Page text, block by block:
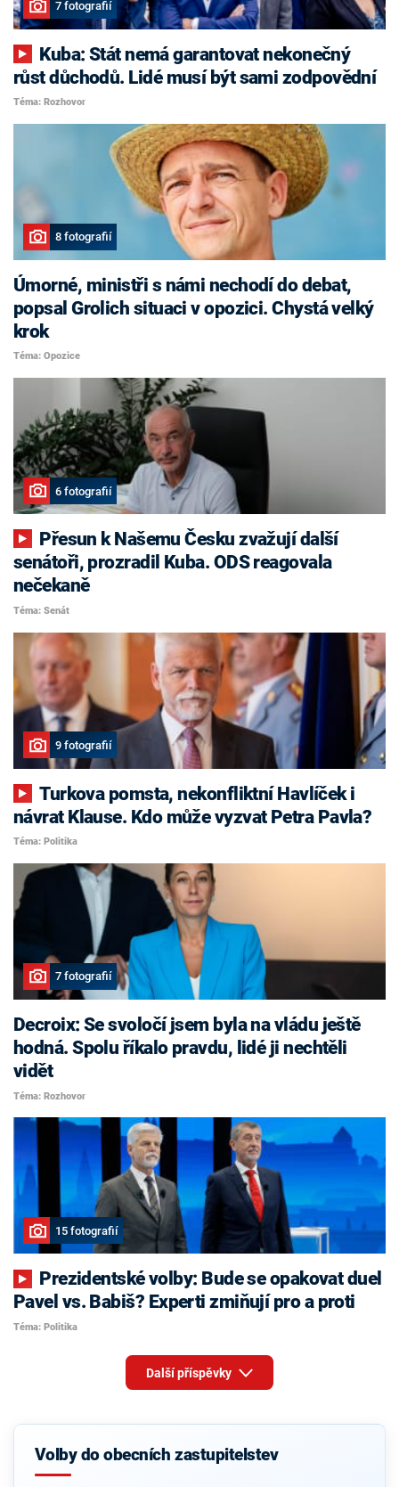
7 fotografií
růst důchodů. Lidé musí být sami zodpovědní
Téma: Rozhovor
8 fotografií
Úmorné, ministři s námi nechodí do debat,
popsal Grolich situaci v opozici. Chystá velký
krok
Téma: Opozice
6 fotografií
senátoři, prozradil Kuba. ODS reagovala
nečekaně
Téma: Senát
9 fotografií
Turkova pomsta, nekonfliktní Havlíček i
návrat Klause. Kdo může vyzvat Petra Pavla?
Téma: Politika
7 fotografií
Decroix: Se svoločí jsem byla na vládu ještě
hodná. Spolu říkalo pravdu, lidé ji nechtěli
vidět
Téma: Rozhovor
15 fotografií
Pavel vs. Babiš? Experti zmiňují pro a proti
Téma: Politika
Další příspěvky
Volby do obecních zastupitelstev